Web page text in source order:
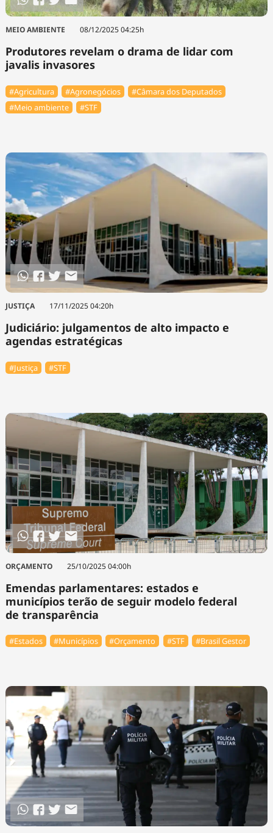
MEIO AMBIENTE 08/12/2025 04:25h
Produtores revelam o drama de lidar com
javalis invasores
#Agricultura #Agronegócios
#Câmara dos Deputados
#Meio ambiente
#STF
JUSTIÇA 17/11/2025 04:20h
Judiciário: julgamentos de alto impacto e
agendas estratégicas
#Justiça #STF
ORÇAMENTO 25/10/2025 04:00h
Emendas parlamentares: estados e
municípios terão de seguir modelo federal
de transparência
#Estados #Municípios #Orçamento #STF #Brasil Gestor